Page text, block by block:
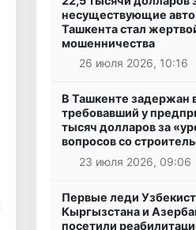
несуществующие
Ташкента стал
мошенничества
26 июля 2026, 10:16
В Ташкенте задержан
требовавший у
тысяч долларов за
вопросов со
23 июля 2026, 09:06
Первые леди
Кыргызстана и
посетили